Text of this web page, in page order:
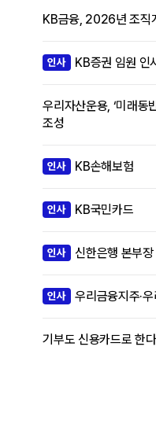
KB금융, 2026년 조직
인사 KB증권 임원 인
우리자산운용, ‘미래동
조성
인사 KB손해보험
인사 KB국민카드
인사 신한은행 본부
인사 우리금융지주·
기부도 신용카드로 한다